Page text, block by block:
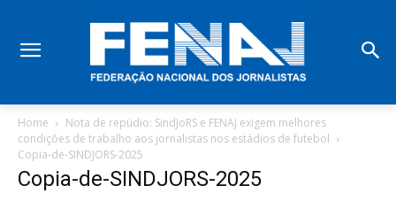
Home
Nota de repúdio: SindJoRS e FENAJ exigem melhores
condições de trabalho aos jornalistas nos estádios de futebol
Copia-de-SINDJORS-2025
Copia-de-SINDJORS-2025